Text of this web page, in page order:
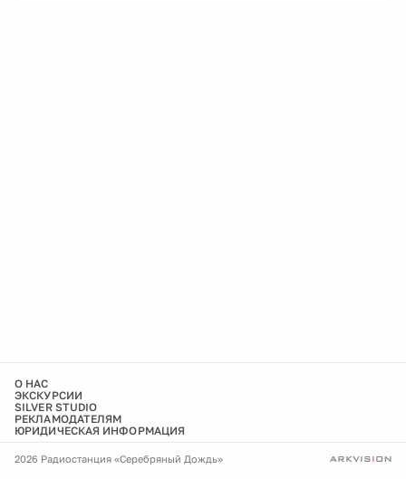
О НАС
ЭКСКУРСИИ
SILVER STUDIO
РЕКЛАМОДАТЕЛЯМ
ЮРИДИЧЕСКАЯ ИНФОРМАЦИЯ
2026 Радиостанция «Серебряный Дождь»